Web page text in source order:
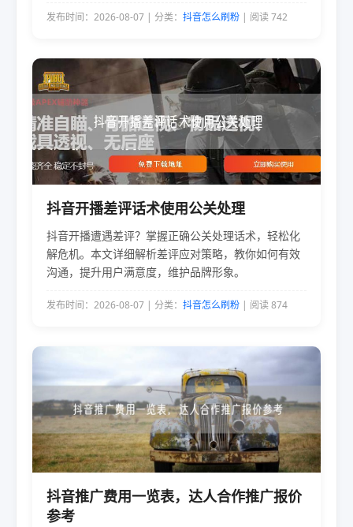
发布时间：2026-08-07 | 分类： 抖音怎么刷粉 | 阅读 742
抖音开播差评话术使用公关处理
抖音开播遭遇差评？掌握正确公关处理话术，轻松化
解危机。本文详细解析差评应对策略，教你如何有效
沟通，提升用户满意度，维护品牌形象。
发布时间：2026-08-07 | 分类： 抖音怎么刷粉 | 阅读 874
抖音推广费用一览表，达人合作推广报价
参考